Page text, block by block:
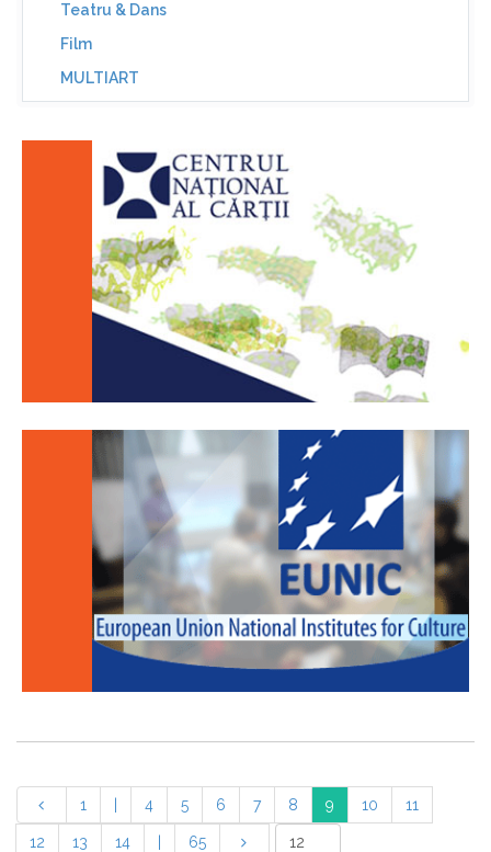
Teatru & Dans
Film
MULTIART
1 4 5 6 7 8 9 10 11
12 13 14 65